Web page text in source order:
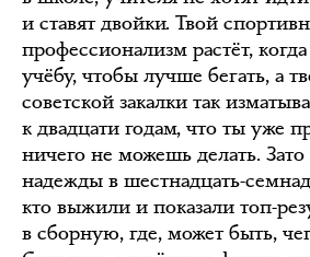
и ставят двойки. Твой
профессионализм растёт,
учёбу, чтобы лучше бегать, а
советской закалки так
к двадцати годам, что ты уже
ничего не можешь делать.
надежды в шестнадцать-
кто выжили и показали топ-
в сборную, где, может быть,